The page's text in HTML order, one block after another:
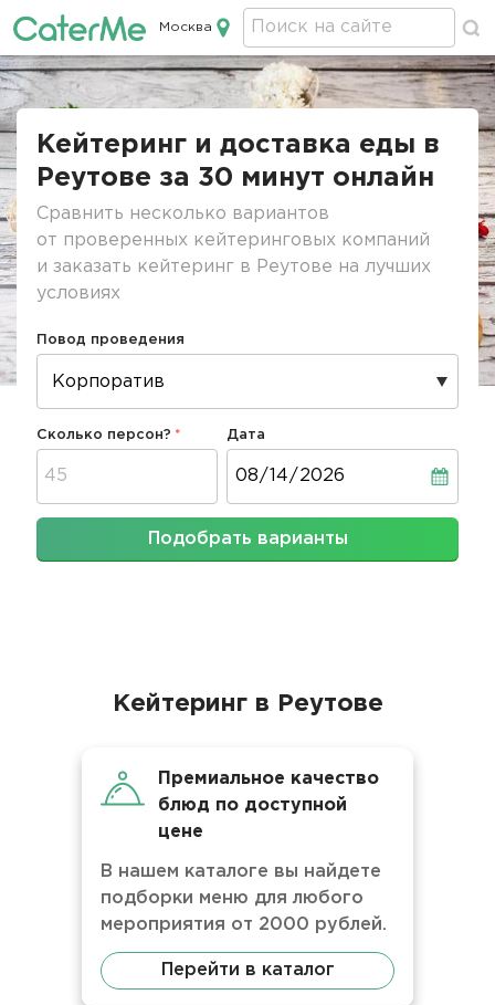
Кейтеринг в Москве
Москва
Строка
Кейтеринг и доставка еды в
Реутове за 30 минут онлайн
Сравнить несколько вариантов
от проверенных кейтеринговых компаний
и заказать кейтеринг в Реутове на лучших
условиях
Повод проведения
Сколько персон? Дата
Подобрать варианты
Кейтеринг в Реутове
Премиальное качество
блюд по доступной
цене
В нашем каталоге вы найдете
подборки меню для любого
мероприятия от 2000 рублей.
Перейти в каталог